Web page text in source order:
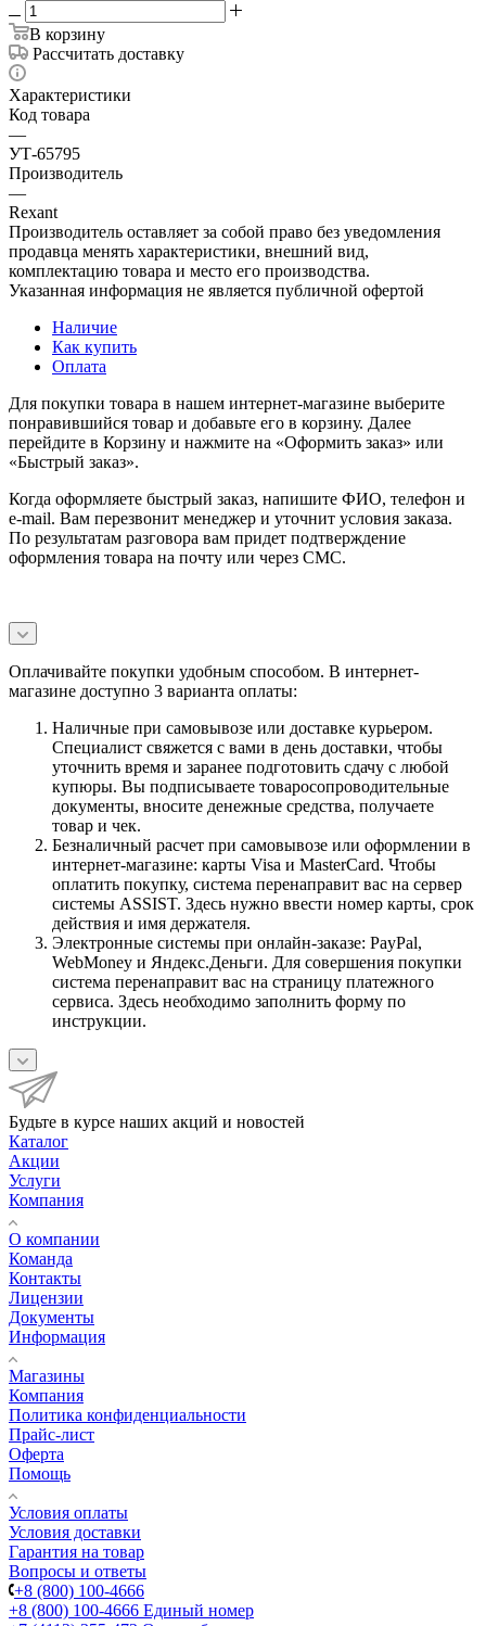
В корзину
Рассчитать доставку
Характеристики
Код товара
—
УТ-65795
Производитель
—
Rexant
Производитель оставляет за собой право без уведомления
продавца менять характеристики, внешний вид,
комплектацию товара и место его производства.
Указанная информация не является публичной офертой
Наличие
Как купить
Оплата
Для покупки товара в нашем интернет-магазине выберите
понравившийся товар и добавьте его в корзину. Далее
перейдите в Корзину и нажмите на «Оформить заказ» или
«Быстрый заказ».
Когда оформляете быстрый заказ, напишите ФИО, телефон и
e-mail. Вам перезвонит менеджер и уточнит условия заказа.
По результатам разговора вам придет подтверждение
оформления товара на почту или через СМС.
Оплачивайте покупки удобным способом. В интернет-
магазине доступно 3 варианта оплаты:
Наличные при самовывозе или доставке курьером.
Специалист свяжется с вами в день доставки, чтобы
уточнить время и заранее подготовить сдачу с любой
купюры. Вы подписываете товаросопроводительные
документы, вносите денежные средства, получаете
товар и чек.
Безналичный расчет при самовывозе или оформлении в
интернет-магазине: карты Visa и MasterCard. Чтобы
оплатить покупку, система перенаправит вас на сервер
системы ASSIST. Здесь нужно ввести номер карты, срок
действия и имя держателя.
Электронные системы при онлайн-заказе: PayPal,
WebMoney и Яндекс.Деньги. Для совершения покупки
система перенаправит вас на страницу платежного
сервиса. Здесь необходимо заполнить форму по
инструкции.
Будьте в курсе наших акций и новостей
Каталог
Акции
Услуги
Компания
О компании
Команда
Контакты
Лицензии
Документы
Информация
Магазины
Компания
Политика конфиденциальности
Прайс-лист
Оферта
Помощь
Условия оплаты
Условия доставки
Гарантия на товар
Вопросы и ответы
+8 (800) 100-4666
+8 (800) 100-4666 Единый номер